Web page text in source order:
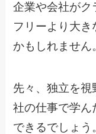
企業や会社がク
フリーより大
かもしれません
先々、独立を視
社の仕事で学ん
できるでしょう